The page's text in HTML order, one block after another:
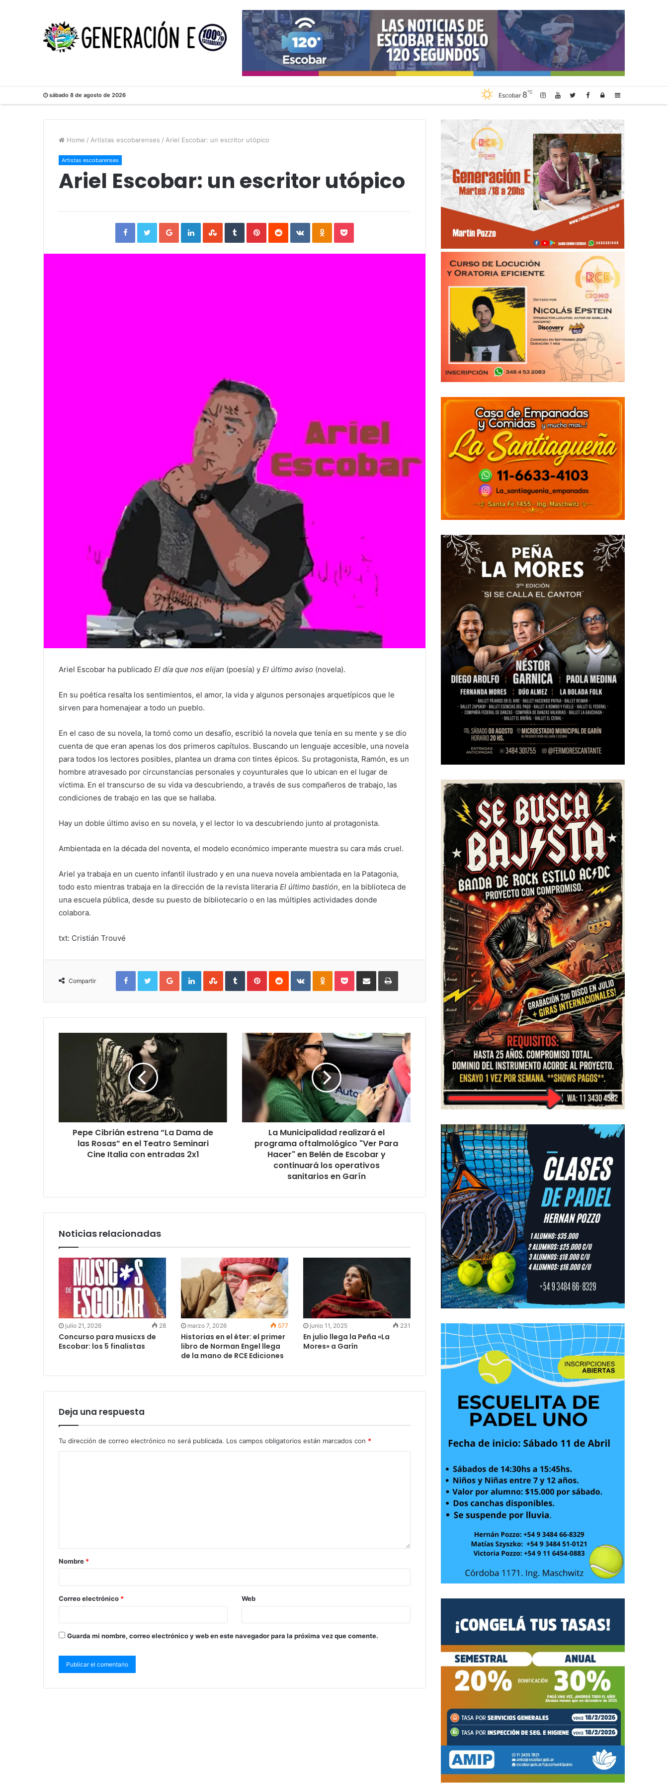
sábado 8 de agosto de 2026 Sidebar
Log
Escobar 8℃
Home / Artistas escobarenses / Ariel Escobar: un escritor utópico
Artistas escobarenses
Ariel Escobar: un escritor utópico
FacebookTwitterGoogle+LinkedInStumbleUpon
TumblrPinterestReddit VKontakteOdnoklassniki
Pocket
Ariel Escobar ha publicado El día que nos elijan (poesía) y El último aviso (novela).
En su poética resalta los sentimientos, el amor, la vida y algunos personajes arquetípicos que le
sirven para homenajear a todo un pueblo.
En el caso de su novela, la tomó como un desafío, escribió la novela que tenía en su mente y se dio
cuenta de que eran apenas los dos primeros capítulos. Buscando un lenguaje accesible, una novela
para todos los lectores posibles, plantea un drama con tintes épicos. Su protagonista, Ramón, es un
hombre atravesado por circunstancias personales y coyunturales que lo ubican en el lugar de
víctima. En el transcurso de su vida va descubriendo, a través de sus compañeros de trabajo, las
condiciones de trabajo en las que se hallaba.
Hay un doble último aviso en su novela, y el lector lo va descubriendo junto al protagonista.
Ambientada en la década del noventa, el modelo económico imperante muestra su cara más cruel.
Ariel ya trabaja en un cuento infantil ilustrado y en una nueva novela ambientada en la Patagonia,
todo esto mientras trabaja en la dirección de la revista literaria El último bastión, en la biblioteca de
una escuela pública, desde su puesto de bibliotecario o en las múltiples actividades donde
colabora.
txt: Cristián Trouvé
Compartir
FacebookTwitterGoogle+LinkedInStumbleUpon
TumblrPinterestReddit VKontakteOdnoklassniki
PocketShare
Email
Print
Pepe Cibrián estrena “La Dama de
las Rosas” en el Teatro Seminari
Cine Italia con entradas 2x1
La Municipalidad realizará el
programa oftalmológico "Ver Para
Hacer" en Belén de Escobar y
continuará los operativos
sanitarios en Garín
Noticias relacionadas
julio 21, 2026 28
Concurso para musicxs de
Escobar: los 5 finalistas
marzo 7, 2026 577
Historias en el éter: el primer
libro de Norman Engel llega
de la mano de RCE Ediciones
junio 11, 2025 231
En julio llega la Peña «La
Mores» a Garín
Deja una respuesta
Tu dirección de correo electrónico no será publicada. Los campos obligatorios están marcados con *
Nombre *
Correo electrónico * Web
Guarda mi nombre, correo electrónico y web en este navegador para la próxima vez que comente.